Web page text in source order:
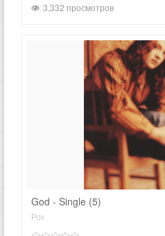
3,332 просмотров
God - Single (5)
Рок